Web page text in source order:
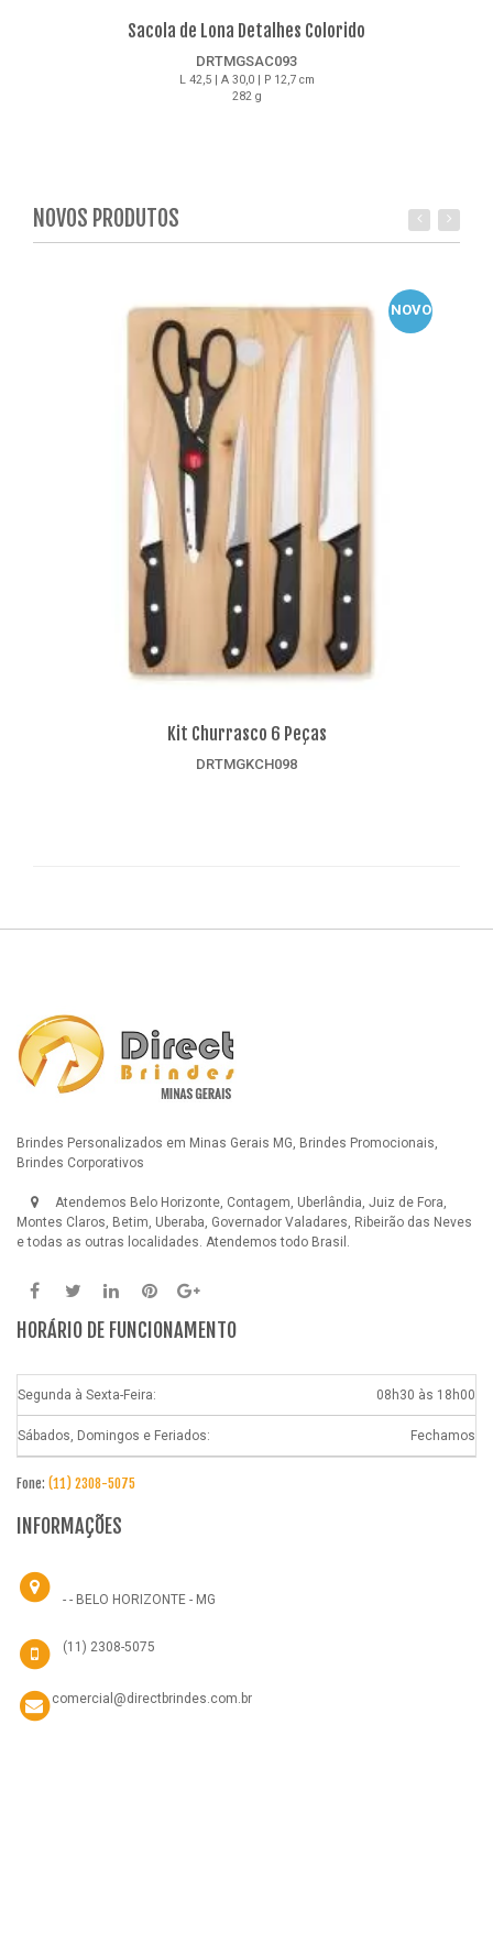
Sacola de Lona Detalhes Colorido
DRTMGSAC093
L 42,5 | A 30,0 | P 12,7 cm
282 g
NOVOS PRODUTOS
NOVO
Kit Churrasco 6 Peças
DRTMGKCH098
Brindes Personalizados em Minas Gerais MG, Brindes Promocionais,
Brindes Corporativos
Atendemos Belo Horizonte, Contagem, Uberlândia, Juiz de Fora,
Montes Claros, Betim, Uberaba, Governador Valadares, Ribeirão das Neves
e todas as outras localidades. Atendemos todo Brasil.
HORÁRIO DE FUNCIONAMENTO
Segunda à Sexta-Feira: 08h30 às 18h00
Sábados, Domingos e Feriados: Fechamos
Fone: (11) 2308-5075
INFORMAÇÕES
- - BELO HORIZONTE - MG
(11) 2308-5075
comercial@directbrindes.com.br